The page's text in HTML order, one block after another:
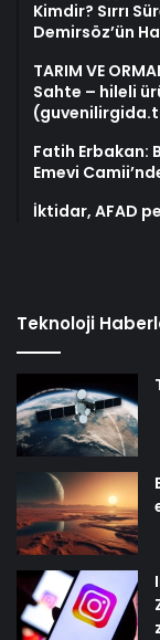
Kimdir? Sırrı
Demirsöz’ün
TARIM VE
Sahte – hileli
Fatih Erbakan:
Emevi
İktidar, AFAD
Teknoloji